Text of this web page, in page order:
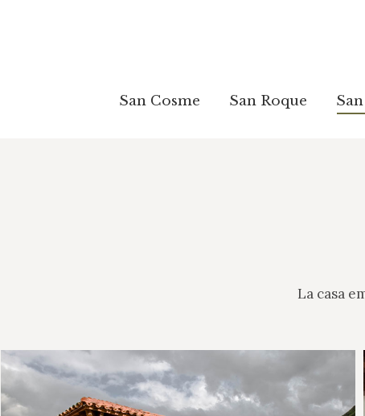
San Cosme San Roque
La casa